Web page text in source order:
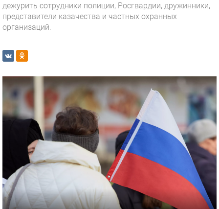
дежурить сотрудники полиции, Росгвардии, дружинники,
представители казачества и частных охранных
организаций.